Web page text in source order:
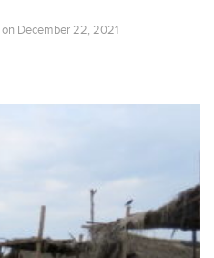
on December 22, 2021